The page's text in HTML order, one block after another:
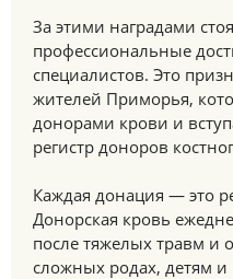
За этими наградами
профессиональные
специалистов. Это
жителей Приморья,
донорами крови и
регистр доноров
Каждая донация — это
Донорская кровь
после тяжелых травм
сложных родах, детям и